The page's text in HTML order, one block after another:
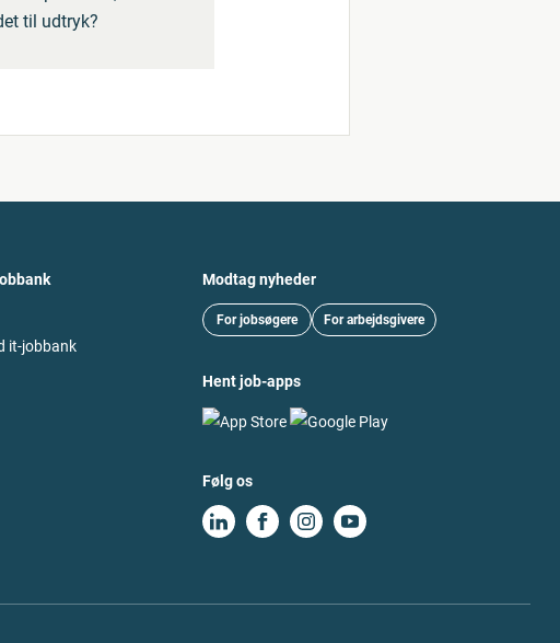
til udtryk?
it-jobbank
Modtag nyheder
For jobsøgere For arbejdsgivere
Hent job-apps
Følg os